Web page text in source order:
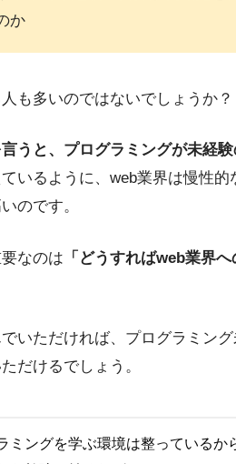
か
も多いのではないでしょうか？
うと、プログラミングが未経
いるように、web業界は慢性
のです。
なのは 「どうすればweb業界
いただければ、プログラミン
だけるでしょう。
ミングを学ぶ環境は整っているか